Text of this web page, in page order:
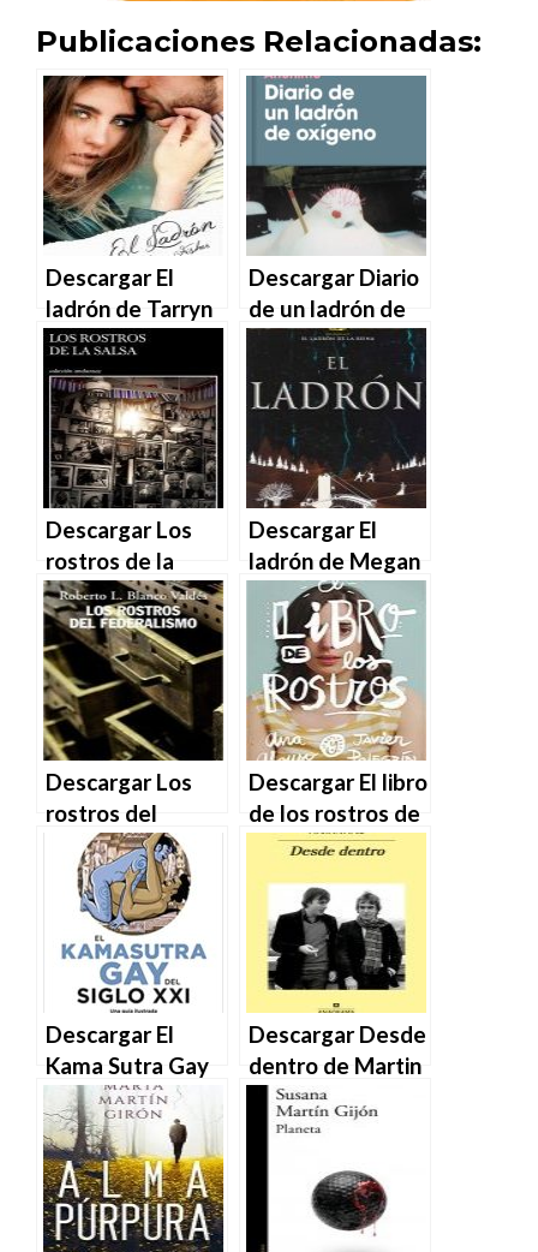
Publicaciones Relacionadas:
Descargar El
ladrón de Tarryn
Fisher en EPUB |
PDF | MOBI
Descargar Diario
de un ladrón de
oxígeno –
Anónimo en EPUB
| PDF | MOBI
Descargar Los
rostros de la
salsa de
Leonardo Padura
en EPUB | PDF |
MOBI
Descargar El
ladrón de Megan
Whalen Turner
en EPUB | PDF |
MOBI
Descargar Los
rostros del
federalismo de
Roberto L.
Blanco Valdés en
EPUB | PDF |
MOBI
Descargar El libro
de los rostros de
Ana Alonso y
Javier Pelegrín en
EPUB | PDF |
MOBI
Descargar El
Kama Sutra Gay
del siglo XXI de
Gabriel J. Martín
y Sebas Martín
en EPUB | PDF |
MOBI
Descargar Desde
dentro de Martin
Amis en EPUB |
PDF | MOBI